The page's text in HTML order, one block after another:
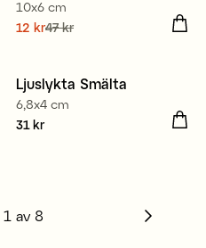
10x6 cm
Nuvarande pris
12 kr47 kr
Ljuslykta Smälta
6,8x4 cm
Pris:
31 kr
1 av 8